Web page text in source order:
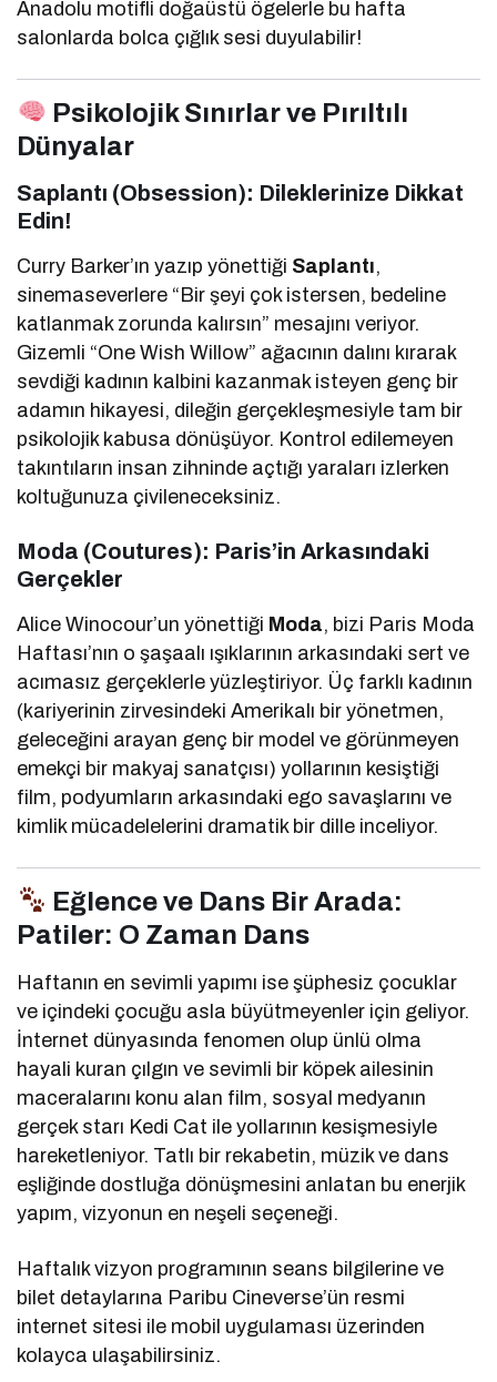
Anadolu motifli doğaüstü ögelerle bu hafta
salonlarda bolca çığlık sesi duyulabilir!
Psikolojik Sınırlar ve Pırıltılı
Dünyalar
Saplantı (Obsession): Dileklerinize Dikkat
Edin!
Curry Barker’ın yazıp yönettiği Saplantı,
sinemaseverlere “Bir şeyi çok istersen, bedeline
katlanmak zorunda kalırsın” mesajını veriyor.
Gizemli “One Wish Willow” ağacının dalını kırarak
sevdiği kadının kalbini kazanmak isteyen genç bir
adamın hikayesi, dileğin gerçekleşmesiyle tam bir
psikolojik kabusa dönüşüyor. Kontrol edilemeyen
takıntıların insan zihninde açtığı yaraları izlerken
koltuğunuza çivileneceksiniz.
Moda (Coutures): Paris’in Arkasındaki
Gerçekler
Alice Winocour’un yönettiği Moda, bizi Paris Moda
Haftası’nın o şaşaalı ışıklarının arkasındaki sert ve
acımasız gerçeklerle yüzleştiriyor. Üç farklı kadının
(kariyerinin zirvesindeki Amerikalı bir yönetmen,
geleceğini arayan genç bir model ve görünmeyen
emekçi bir makyaj sanatçısı) yollarının kesiştiği
film, podyumların arkasındaki ego savaşlarını ve
kimlik mücadelelerini dramatik bir dille inceliyor.
Eğlence ve Dans Bir Arada:
Patiler: O Zaman Dans
Haftanın en sevimli yapımı ise şüphesiz çocuklar
ve içindeki çocuğu asla büyütmeyenler için geliyor.
İnternet dünyasında fenomen olup ünlü olma
hayali kuran çılgın ve sevimli bir köpek ailesinin
maceralarını konu alan film, sosyal medyanın
gerçek starı Kedi Cat ile yollarının kesişmesiyle
hareketleniyor. Tatlı bir rekabetin, müzik ve dans
eşliğinde dostluğa dönüşmesini anlatan bu enerjik
yapım, vizyonun en neşeli seçeneği.
Haftalık vizyon programının seans bilgilerine ve
bilet detaylarına Paribu Cineverse’ün resmi
internet sitesi ile mobil uygulaması üzerinden
kolayca ulaşabilirsiniz.